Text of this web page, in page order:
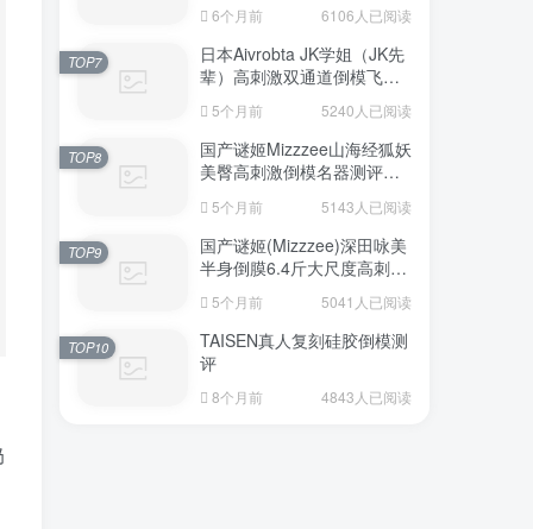
6个月前 6106人已阅读
日本Aivrobta JK学姐（JK先
辈）高刺激双通道倒模飞机
杯深度测评报告
5个月前 5240人已阅读
TOP7
国产谜姬Mizzzee山海经狐妖
美臀高刺激倒模名器测评报
5个月前 5143人已阅读
TOP8
国产谜姬(Mizzzee)深田咏美
半身倒膜6.4斤大尺度高刺激
5个月前 5041人已阅读
TOP9
TAISEN真人复刻硅胶倒模测
评
8个月前 4843人已阅读
TOP10